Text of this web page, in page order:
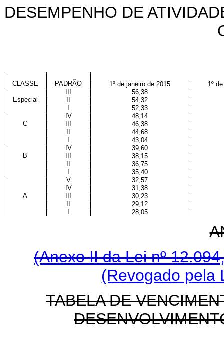
DESEMPENHO DE
CLASSE PADRÃO 1º de janeiro de 2015
1º
III
56,38
Especial
II
54,32
I
52,33
IV
48,14
C
III
46,38
II
44,68
I
43,04
IV
39,60
B
III
38,15
II
36,75
I
35,40
V
32,57
IV
31,38
A
III
30,23
II
29,12
I
28,05
(Anexo II da Lei nº
(Revogado pela
TABELA DE